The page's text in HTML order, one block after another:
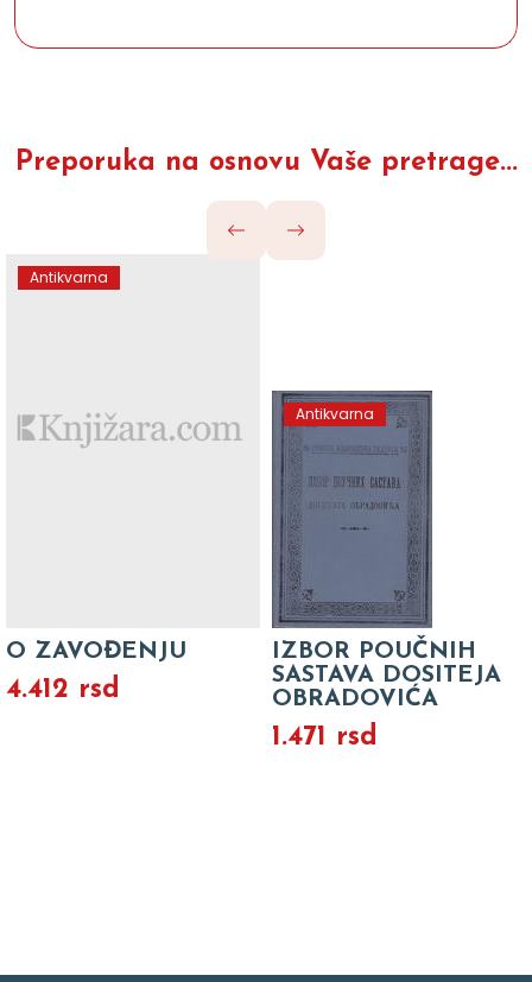
Preporuka na osnovu Vaše pretrage...
Antikvarna
O ZAVOĐENJU
4.412 rsd
Antikvarna
IZBOR POUČNIH
SASTAVA DOSITEJA
OBRADOVIĆA
1.471 rsd